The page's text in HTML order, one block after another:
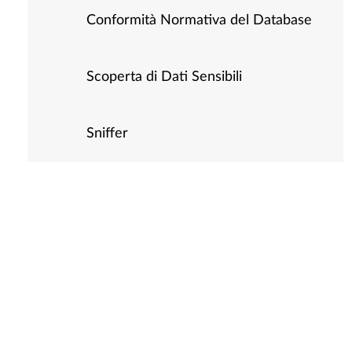
Conformità Normativa del Database
Scoperta di Dati Sensibili
Sniffer